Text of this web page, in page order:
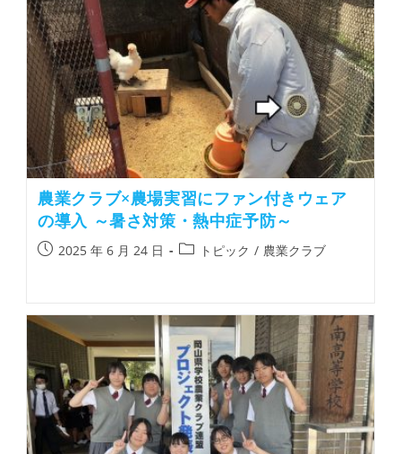
農業クラブ×農場実習にファン付きウェア
の導入 ～暑さ対策・熱中症予防～
2025 年 6 月 24 日 トピック / 農業クラブ